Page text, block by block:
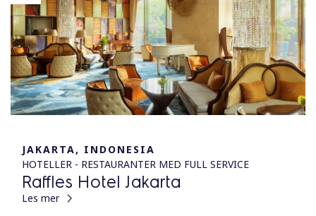
JAKARTA, INDONESIA
HOTELLER - RESTAURANTER MED FULL SERVICE
Raffles Hotel Jakarta
Les mer